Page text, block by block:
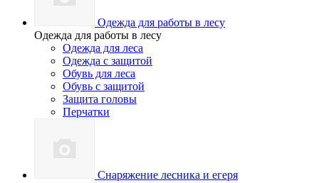
Одежда для работы в лесу
Одежда для работы в лесу
Одежда для леса
Одежда с защитой
Обувь для леса
Обувь с защитой
Защита головы
Перчатки
Снаряжение лесника и егеря